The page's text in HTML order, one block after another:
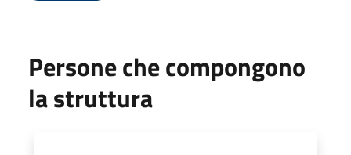
Persone che compongono
la struttura